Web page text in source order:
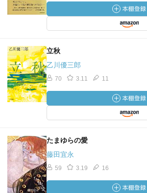
立秋
乙川優三郎
70 3.11 11
たまゆらの愛
藤田宜永
59 3.19 16